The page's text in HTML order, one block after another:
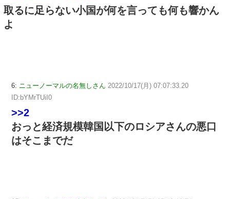
取るに足らない小国が何を言っても何も響かん
よ
6: ニューノーマルの名無しさん 2022/10/17(月) 07:07:33.20
ID:bYMrTUiI0
>>2
おっと経済規模韓国以下のロシアさんの悪口
はそこまでだ